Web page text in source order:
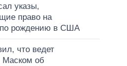
указы,
право на
по рождению в США
что ведет
Маском об